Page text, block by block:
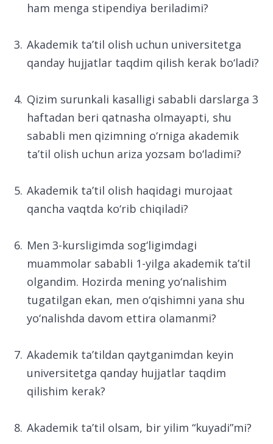
ham menga stipendiya beriladimi?
Akademik ta’til olish uchun universitetga
qanday hujjatlar taqdim qilish kerak bo‘ladi?
Qizim surunkali kasalligi sababli darslarga 3
haftadan beri qatnasha olmayapti, shu
sababli men qizimning o‘rniga akademik
ta’til olish uchun ariza yozsam bo‘ladimi?
Akademik ta’til olish haqidagi murojaat
qancha vaqtda ko‘rib chiqiladi?
Men 3-kursligimda sog‘ligimdagi
muammolar sababli 1-yilga akademik ta’til
olgandim. Hozirda mening yo‘nalishim
tugatilgan ekan, men o‘qishimni yana shu
yo‘nalishda davom ettira olamanmi?
Akademik ta’tildan qaytganimdan keyin
universitetga qanday hujjatlar taqdim
qilishim kerak?
Akademik ta’til olsam, bir yilim “kuyadi”mi?